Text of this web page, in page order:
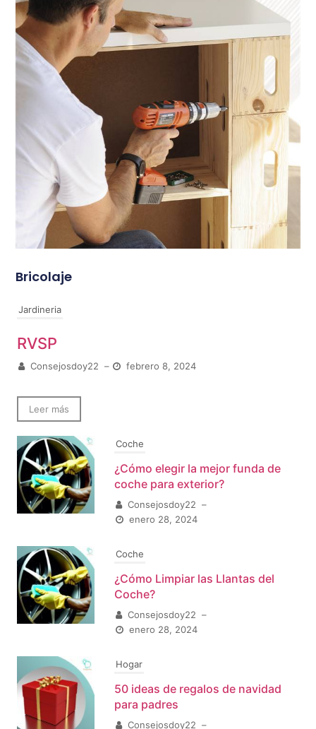
Bricolaje
Jardineria
RVSP
Consejosdoy22 – febrero 8, 2024
Leer más
Coche
¿Cómo elegir la mejor funda de
coche para exterior?
Consejosdoy22 –
enero 28, 2024
Coche
¿Cómo Limpiar las Llantas del
Coche?
Consejosdoy22 –
enero 28, 2024
Hogar
50 ideas de regalos de navidad
para padres
Consejosdoy22 –